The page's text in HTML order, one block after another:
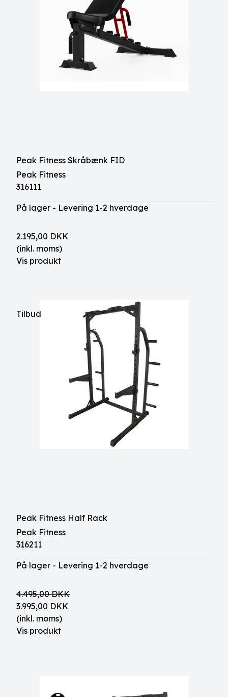
Peak Fitness Skråbænk FID
Peak Fitness
316111
På lager - Levering 1-2 hverdage
2.195,00 DKK
(inkl. moms)
Vis produkt
Tilbud
Peak Fitness Half Rack
Peak Fitness
316211
På lager - Levering 1-2 hverdage
4.495,00 DKK
3.995,00 DKK
(inkl. moms)
Vis produkt